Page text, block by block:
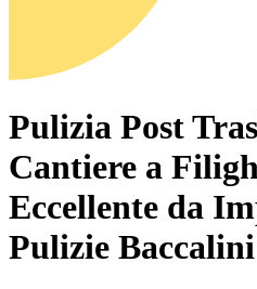
Pulizia Post
Cantiere a
Eccellente da
Pulizie Baccalini